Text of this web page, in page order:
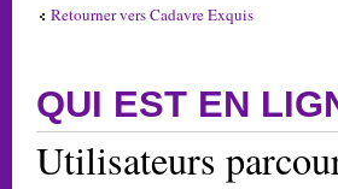
Retourner vers Cadavre Exquis
QUI EST EN
Utilisateurs